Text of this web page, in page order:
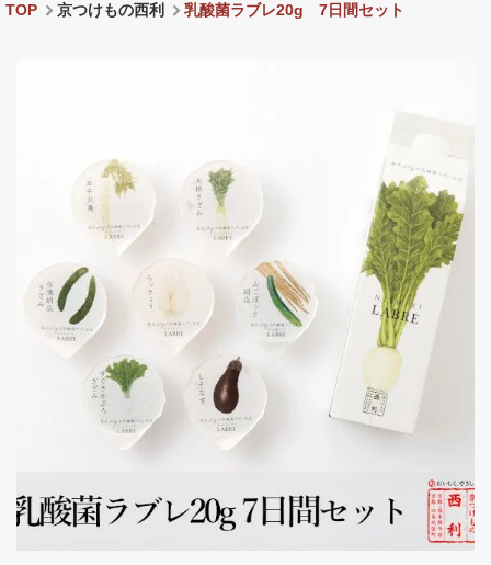
TOP 京つけもの西利 乳酸菌ラブレ20g 7日間セット